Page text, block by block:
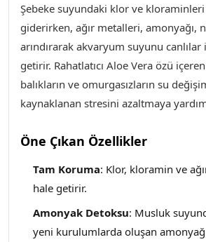
Şebeke suyundaki klor ve
giderirken, ağır metalleri, amonyağı,
arındırarak akvaryum suyunu
getirir. Rahatlatıcı Aloe Vera özü
balıkların ve omurgasızların su
kaynaklanan stresini azaltmaya
Öne Çıkan Özellikler
Tam Koruma: Klor, kloramin ve
hale getirir.
Amonyak Detoksu: Musluk
yeni kurulumlarda oluşan